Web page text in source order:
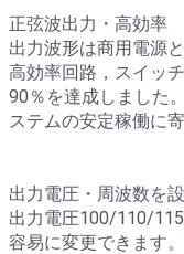
正弦波出力・高効率
出力波形は商用電源
高効率回路，スイッ
90％を達成しました
ステムの安定稼働に寄
出力電圧・周波数を
出力電圧100/110/
容易に変更できます